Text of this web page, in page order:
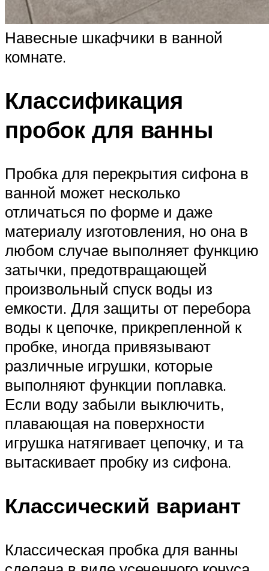
Навесные шкафчики в ванной
комнате.
Классификация
пробок для ванны
Пробка для перекрытия сифона в
ванной может несколько
отличаться по форме и даже
материалу изготовления, но она в
любом случае выполняет функцию
затычки, предотвращающей
произвольный спуск воды из
емкости. Для защиты от перебора
воды к цепочке, прикрепленной к
пробке, иногда привязывают
различные игрушки, которые
выполняют функции поплавка.
Если воду забыли выключить,
плавающая на поверхности
игрушка натягивает цепочку, и та
вытаскивает пробку из сифона.
Классический вариант
Классическая пробка для ванны